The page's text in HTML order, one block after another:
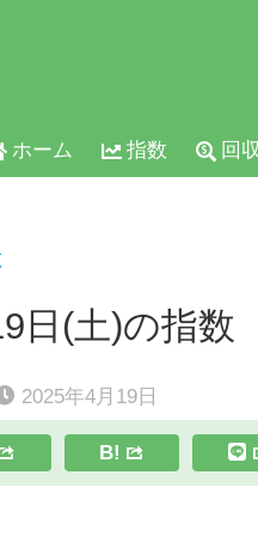
ホーム 指数 回
日(土)の指数
2025年4月19日
B!